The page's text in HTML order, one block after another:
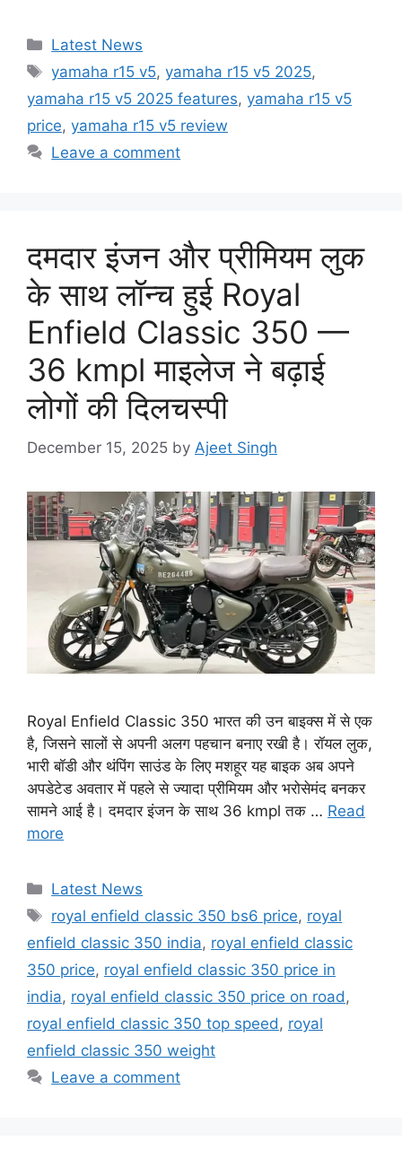
Categories
Latest News
Tags
yamaha r15 v5,yamaha r15 v5 2025,
yamaha r15 v5 2025 features, yamaha r15 v5
price, yamaha r15 v5 review
Leave a comment
दमदार इंजन और प्रीमियम लुक
के साथ लॉन्च हुई Royal
Enfield Classic 350 —
36 kmpl माइलेज ने बढ़ाई
लोगों की दिलचस्पी
December 15, 2025 by Ajeet Singh
Royal Enfield Classic 350 भारत की उन बाइक्स में से एक
है, जिसने सालों से अपनी अलग पहचान बनाए रखी है। रॉयल लुक,
भारी बॉडी और थंपिंग साउंड के लिए मशहूर यह बाइक अब अपने
अपडेटेड अवतार में पहले से ज्यादा प्रीमियम और भरोसेमंद बनकर
सामने आई है। दमदार इंजन के साथ 36 kmpl तक … Read
more
Categories
Latest News
Tags
royal enfield classic 350 bs6 price, royal
enfield classic 350 india, royal enfield classic
350 price, royal enfield classic 350 price in
india, royal enfield classic 350 price on road ,
royal enfield classic 350 top speed , royal
enfield classic 350 weight
Leave a comment